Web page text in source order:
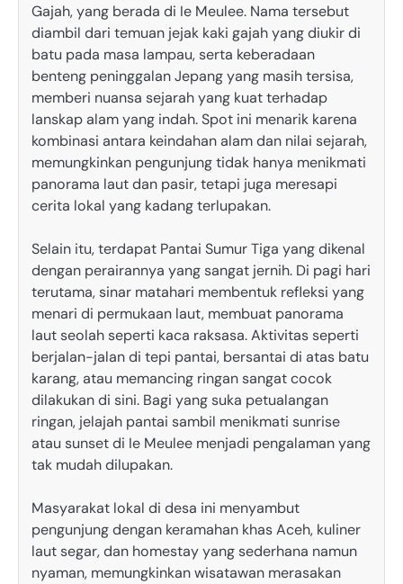
Gajah, yang berada di Ie Meulee. Nama tersebut
diambil dari temuan jejak kaki gajah yang diukir di
batu pada masa lampau, serta keberadaan
benteng peninggalan Jepang yang masih tersisa,
memberi nuansa sejarah yang kuat terhadap
lanskap alam yang indah. Spot ini menarik karena
kombinasi antara keindahan alam dan nilai sejarah,
memungkinkan pengunjung tidak hanya menikmati
panorama laut dan pasir, tetapi juga meresapi
cerita lokal yang kadang terlupakan.
Selain itu, terdapat Pantai Sumur Tiga yang dikenal
dengan perairannya yang sangat jernih. Di pagi hari
terutama, sinar matahari membentuk refleksi yang
menari di permukaan laut, membuat panorama
laut seolah seperti kaca raksasa. Aktivitas seperti
berjalan-jalan di tepi pantai, bersantai di atas batu
karang, atau memancing ringan sangat cocok
dilakukan di sini. Bagi yang suka petualangan
ringan, jelajah pantai sambil menikmati sunrise
atau sunset di Ie Meulee menjadi pengalaman yang
tak mudah dilupakan.
Masyarakat lokal di desa ini menyambut
pengunjung dengan keramahan khas Aceh, kuliner
laut segar, dan homestay yang sederhana namun
nyaman, memungkinkan wisatawan merasakan